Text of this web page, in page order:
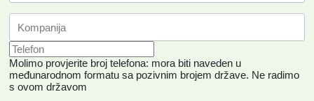
Molimo provjerite broj telefona: mora biti naveden u
međunarodnom formatu sa pozivnim brojem države. Ne radimo
s ovom državom